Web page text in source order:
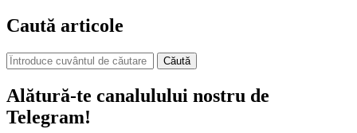
Caută articole
Căută
Alătură-te canalulului nostru de
Telegram!